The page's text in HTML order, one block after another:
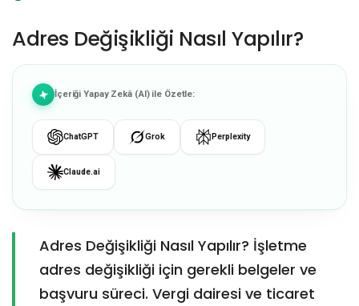
Adres Değişikliği Nasıl Yapılır?
İçeriği Yapay Zekâ (AI) ile Özetle:
ChatGPT Grok Perplexity
Claude.ai
Adres Değişikliği Nasıl Yapılır? İşletme
adres değişikliği için gerekli belgeler ve
başvuru süreci. Vergi dairesi ve ticaret